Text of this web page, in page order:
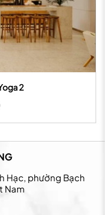
Hạc, phường Bạch
Nam